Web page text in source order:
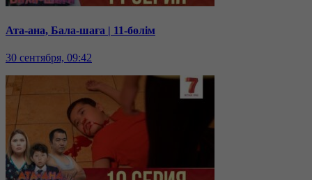
Ата-ана, Бала-шаға | 11-бөлім
30 сентября, 09:42